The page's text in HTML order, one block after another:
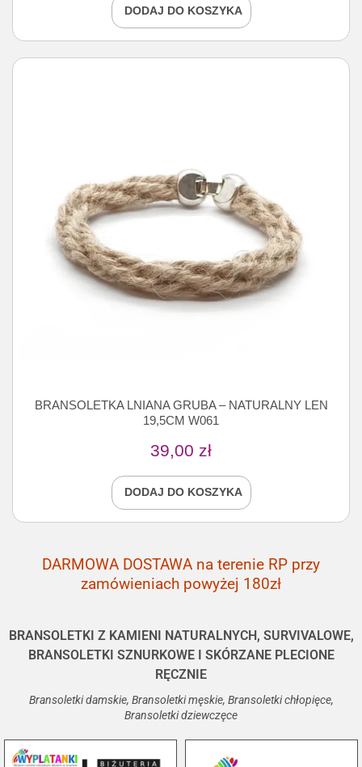
DODAJ DO KOSZYKA
BRANSOLETKA LNIANA GRUBA – NATURALNY LEN
19,5CM W061
39,00 zł
DODAJ DO KOSZYKA
DARMOWA DOSTAWA na terenie RP przy
zamówieniach powyżej 180zł
BRANSOLETKI Z KAMIENI NATURALNYCH, SURVIVALOWE,
BRANSOLETKI SZNURKOWE I SKÓRZANE PLECIONE
RĘCZNIE
Bransoletki damskie, Bransoletki męskie, Bransoletki chłopięce,
Bransoletki dziewczęce